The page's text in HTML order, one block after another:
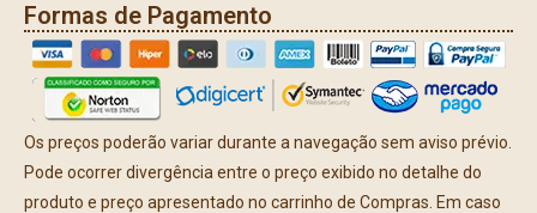
Formas de Pagamento
Os preços poderão variar durante a navegação sem aviso prévio.
Pode ocorrer divergência entre o preço exibido no detalhe do
produto e preço apresentado no carrinho de Compras. Em caso